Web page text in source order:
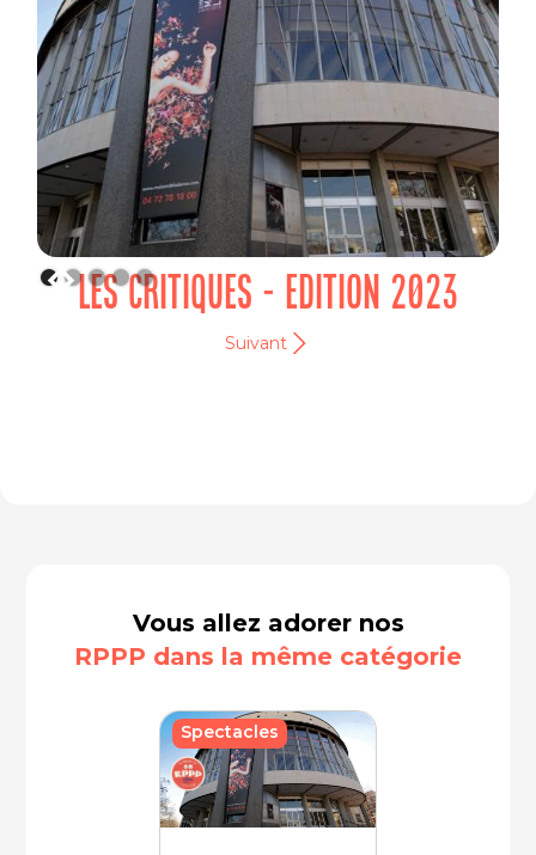
LES CRITIQUES - EDITION 2023
Suivant
Vous allez adorer nos
RPPP dans la même catégorie
Spectacles